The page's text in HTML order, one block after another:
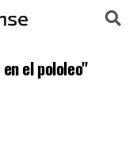
el pololeo"